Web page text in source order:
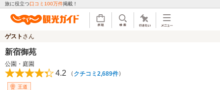
旅に役立つ口コミ100万件掲載！
ゲスト さん
新宿御苑
公園・庭園
4.2 （ クチコミ2,689件）
王道